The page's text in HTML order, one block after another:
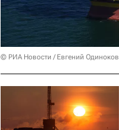
© РИА Новости / Евгений Одиноков